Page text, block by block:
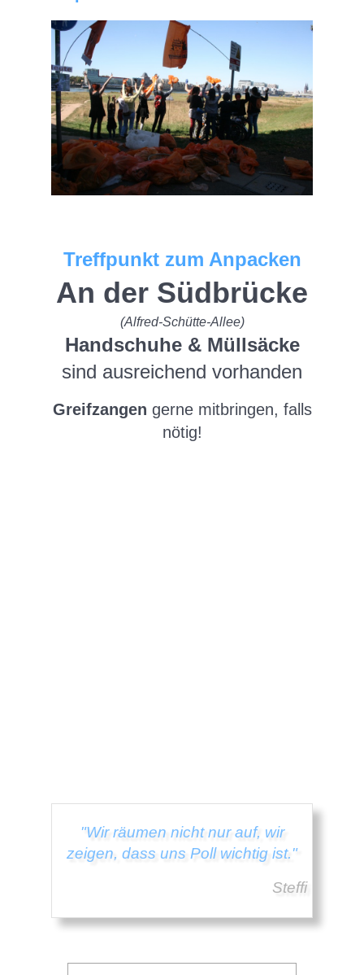
Treffpunkt zum Anpacken
An der Südbrücke
(Alfred-Schütte-Allee)
Handschuhe & Müllsäcke
sind ausreichend vorhanden
Greifzangen gerne mitbringen, falls
nötig!
"Wir räumen nicht nur auf, wir
zeigen, dass uns Poll wichtig ist."
Steffi